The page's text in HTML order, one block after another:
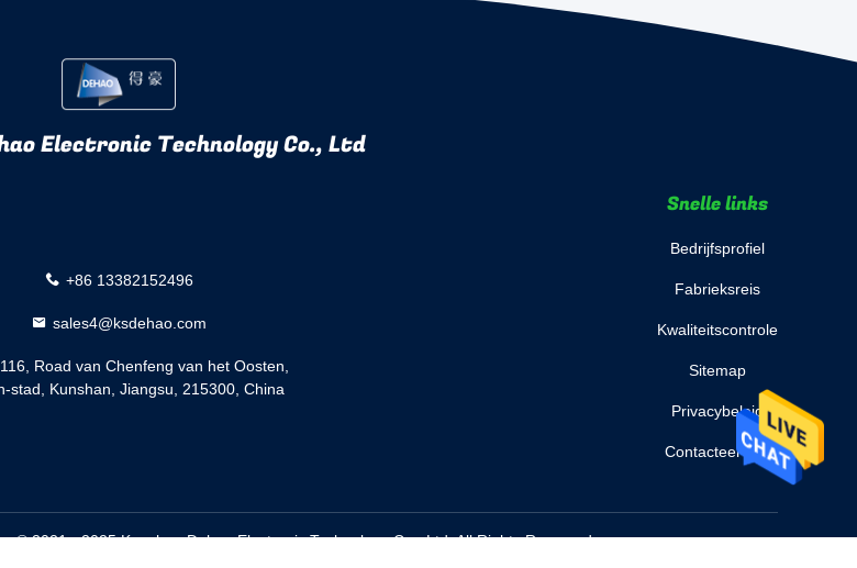
Electronic Technology Co., Ltd
+86 13382152496
sales4@ksdehao.com
Road van Chenfeng van het Oosten,
stad, Kunshan, Jiangsu, 215300, China
Snelle links
Bedrijfsprofiel
Fabrieksreis
Kwaliteitscontrole
Sitemap
Privacybeleid
Contacteer ons
© 2021 - 2025 Kunshan Dehao Electronic Technology Co., Ltd. All Rights Reserved.